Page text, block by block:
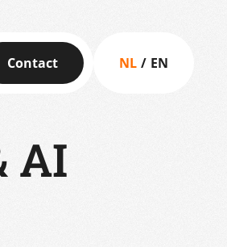
Contact NL EN
AI